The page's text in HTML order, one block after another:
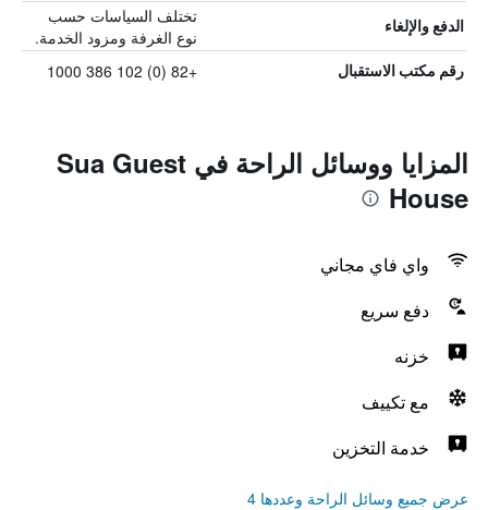
الدفع والإلغاء
تختلف السياسات حسب
نوع الغرفة ومزود الخدمة.
رقم مكتب الاستقبال +82 (0) 102 386 1000
المزايا ووسائل الراحة في Sua Guest
House
واي فاي مجاني
دفع سريع
خزنه
مع تكييف
خدمة التخزين
عرض جميع وسائل الراحة وعددها 4